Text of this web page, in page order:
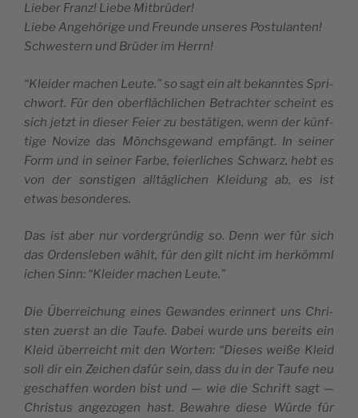
Lie­ber Franz! Lie­be Mitbrüder!
Lie­be Ange­hö­ri­ge und Freun­de unse­res Postulanten!
Sch­we­stern und Brü­der im Herrn!
“Klei­der machen Leu­te.” so sagt ein alt bekann­tes Spri­
ch­wort. Für den ober­flä­chli­chen Betra­ch­ter scheint es
sich jetzt in die­ser Feier zu bestä­ti­gen, wenn der künf­
ti­ge Novi­ze das Mön­ch­sgewand emp­fängt. In sei­ner
Form und in sei­ner Far­be, feier­li­ches Sch­warz, hebt es
von der son­sti­gen all­tä­gli­chen Klei­dung ab, es ist
etwas besonderes.
Das ist aber nur vor­der­grün­dig so. Denn wer für sich
das Orden­sle­ben wählt, für den gilt nicht im her­kömm­l
i­chen Sinn: “Klei­der machen Leute.”
Die Über­rei­chung eines Gewan­des erin­nert uns Chri­
sten zuer­st an die Tau­fe. Dabei wur­de uns berei­ts ein
Kleid über­rei­cht mit den Wor­ten: “Die­ses weiße Kleid
soll dir ein Zei­chen dafür sein, dass du in der Tau­fe neu
geschaf­fen wor­den bist und — wie die Schrift sagt —
Chri­stus ange­zo­gen hast. Bewah­re die­se Wür­de für